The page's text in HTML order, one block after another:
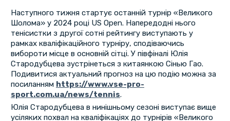
Наступного тижня стартує останній турнір «Великого
Шолома» у 2024 році US Open. Напередодні нього
тенісистки з другої сотні рейтингу виступають у
рамках кваліфікаційного турніру, сподіваючись
вибороти місце в основній сітці. У півфіналі Юлія
Стародубцева зустрінеться з китаянкою Сінью Гао.
Подивитися актуальний прогноз на цю подію можна за
посиланням https://www.vse-pro-
sport.com.ua/news/tennis.
Юлія Стародубцева в нинішньому сезоні виступає вище
усіляких похвал на кваліфікаціях до турнірів «Великого